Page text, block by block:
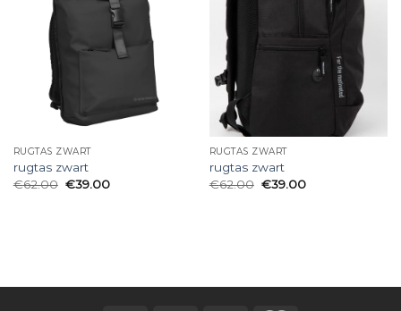
RUGTAS ZWART
rugtas zwart
€62.00 €39.00
RUGTAS ZWART
rugtas zwart
€62.00 €39.00